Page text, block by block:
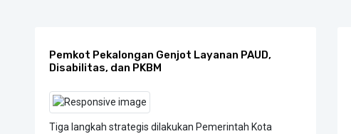
Pemkot Pekalongan Genjot Layanan PAUD,
Disabilitas, dan PKBM
Tiga langkah strategis dilakukan Pemerintah Kota